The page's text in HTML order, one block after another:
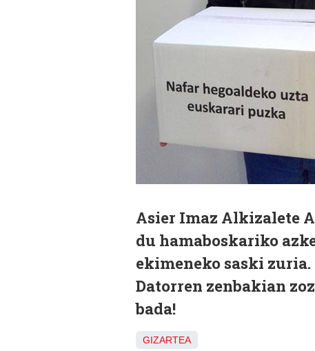
Asier Imaz Alkizalete
du hamaboskariko
ekimeneko saski
Datorren zenbakian
bada!
GIZARTEA